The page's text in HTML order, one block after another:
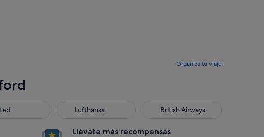
Organiza tu viaje
Lufthansa British Airways
Llévate más recompensas